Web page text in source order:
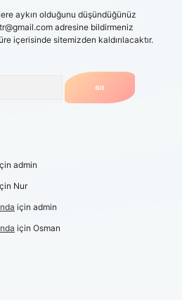
aykırı olduğunu düşündüğünüz
adresine bildirmeniz
içerisinde sitemizden kaldırılacaktır.
admin
Nur
için admin
için Osman